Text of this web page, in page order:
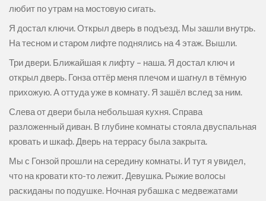
любит по утрам на мостовую сигать.
Я достал ключи. Открыл дверь в подъезд. Мы зашли внутрь.
На тесном и старом лифте поднялись на 4 этаж. Вышли.
Три двери. Ближайшая к лифту – наша. Я достал ключ и
открыл дверь. Гонза оттёр меня плечом и шагнул в тёмную
прихожую. А оттуда уже в комнату. Я зашёл вслед за ним.
Слева от двери была небольшая кухня. Справа
разложенный диван. В глубине комнаты стояла двуспальная
кровать и шкаф. Дверь на террасу была закрыта.
Мы с Гонзой прошли на середину комнаты. И тут я увидел,
что на кровати кто-то лежит. Девушка. Рыжие волосы
раскиданы по подушке. Ночная рубашка с медвежатами